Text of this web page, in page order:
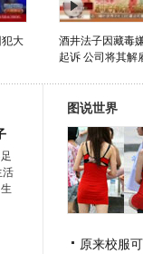
大
酒井法子因藏毒
起诉 公司将其解
活
图说世界
原来校服